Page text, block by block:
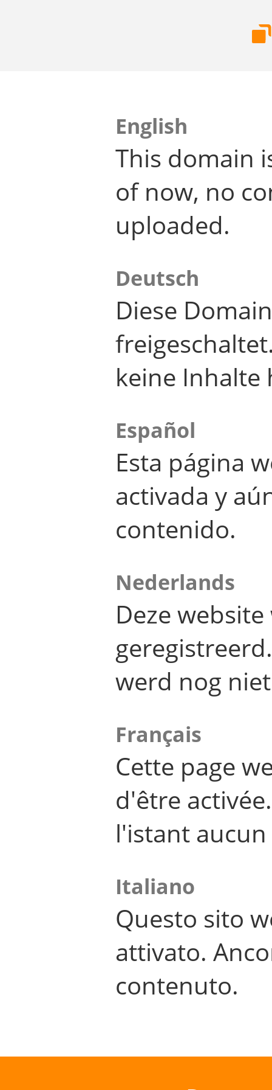
English
This domain
of now, no
uploaded.
Deutsch
Diese
keine Inhalte
Español
Esta página
activada y
contenido.
Nederlands
Deze
werd nog
Français
Cette page
d'être
l'istant
Italiano
Questo sito
attivato.
contenuto.